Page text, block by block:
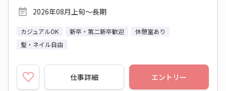
2026年08月上旬～長期
カジュアルOK 新卒・第二新卒歓迎
休憩室あり
髪・ネイル自由
仕事詳細 エントリー